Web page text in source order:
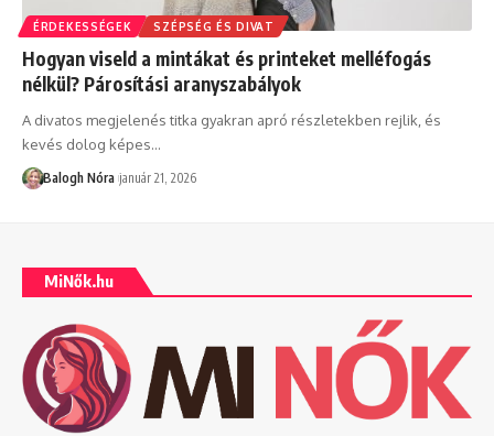
ÉRDEKESSÉGEK SZÉPSÉG ÉS DIVAT
Hogyan viseld a mintákat és printeket melléfogás
nélkül? Párosítási aranyszabályok
A divatos megjelenés titka gyakran apró részletekben rejlik, és
kevés dolog képes…
Balogh Nóra január 21, 2026
MiNők.hu